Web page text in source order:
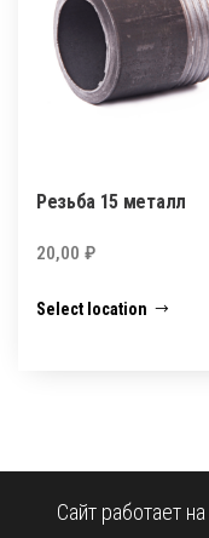
Резьба 15 металл
20,00 ₽
Select location
Сайт работает на